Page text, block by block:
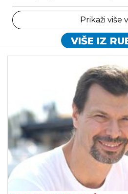
Prikaži više
VIŠE IZ